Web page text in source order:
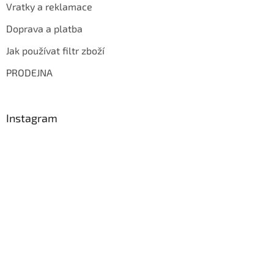
Vratky a reklamace
Doprava a platba
Jak používat filtr zboží
PRODEJNA
Instagram